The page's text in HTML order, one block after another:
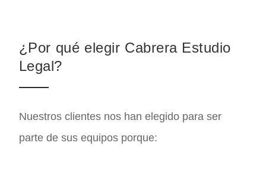
¿Por qué elegir Cabrera Estudio
Legal?
Nuestros clientes nos han elegido para ser
parte de sus equipos porque: